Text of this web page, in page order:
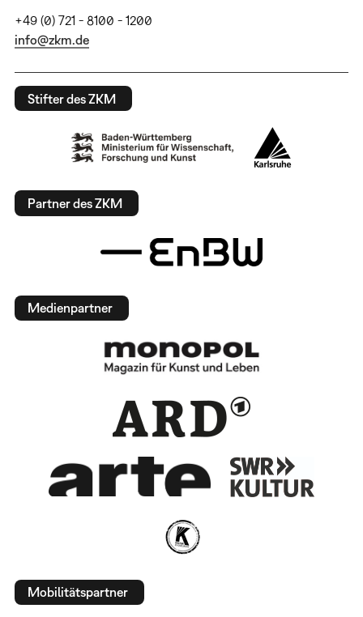
+49 (0) 721 - 8100 - 1200
info@zkm.de
Stifter des ZKM
Partner des ZKM
Medienpartner
Mobilitätspartner